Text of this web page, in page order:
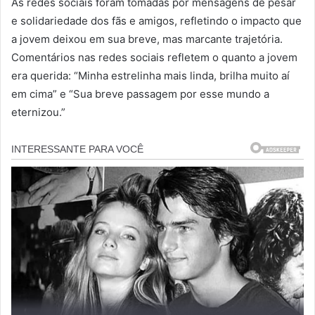
e solidariedade dos fãs e amigos, refletindo o impacto que
a jovem deixou em sua breve, mas marcante trajetória.
Comentários nas redes sociais refletem o quanto a jovem
era querida: “Minha estrelinha mais linda, brilha muito aí
em cima” e “Sua breve passagem por esse mundo a
eternizou.”